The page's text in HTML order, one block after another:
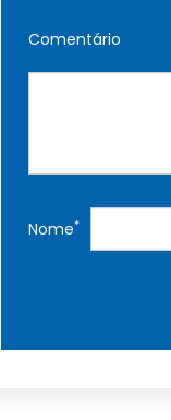
Comentário
Nome*